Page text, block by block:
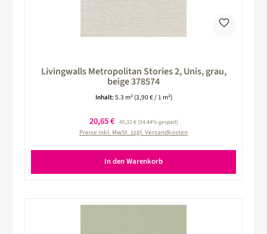
Livingwalls Metropolitan Stories 2, Unis, grau,
beige 378574
Inhalt:5.3 m² (3,90 € / 1 m²)
Verkaufspreis:
20,65 € Regulärer Preis:
45,32 €(54.44% gespart)
Preise inkl. MwSt. zzgl. Versandkosten
In den Warenkorb